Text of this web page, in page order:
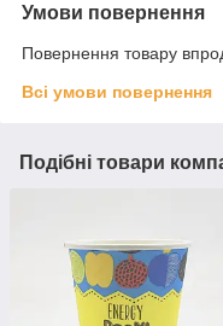
Умови повернення
Повернення товару
Всі умови повернення
Подібні товари